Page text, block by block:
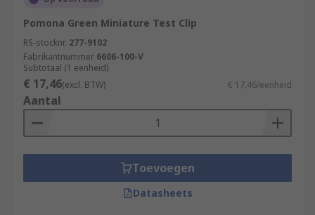
Pomona Green Miniature Test Clip
RS-stocknr. 277-9102
Fabrikantnummer 6606-100-V
Subtotaal (1 eenheid)
€ 17,46(excl. BTW) € 17,46/eenheid
Aantal
Toevoegen
Datasheets